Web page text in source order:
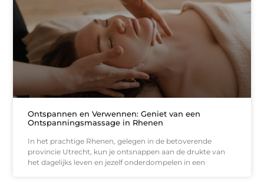
Ontspannen en Verwennen: Geniet van een
Ontspanningsmassage in Rhenen
In het prachtige Rhenen, gelegen in de betoverende
provincie Utrecht, kun je ontsnappen aan de drukte van
het dagelijks leven en jezelf onderdompelen in een